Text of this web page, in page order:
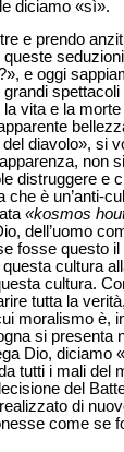
diciamo «sì».
e prendo
e oggi
vita e la
diavolo», si
non
distruggere
è un’anti-
«kosmos
dell’uomo
fosse questo
cultura
cultura.
tutta la
moralismo è,
si presenta
Dio,
tutti i mali
del
di
come se